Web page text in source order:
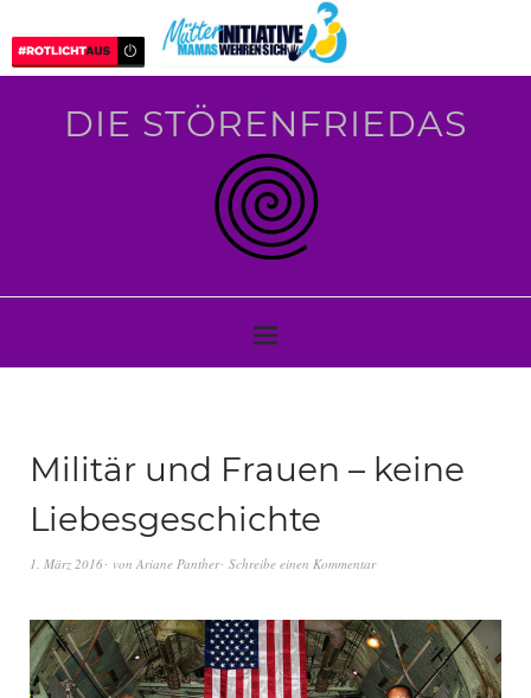
DIE STÖRENFRIEDAS
Militär und Frauen – keine
Liebesgeschichte
1. März 2016 von Ariane Panther Schreibe einen Kommentar